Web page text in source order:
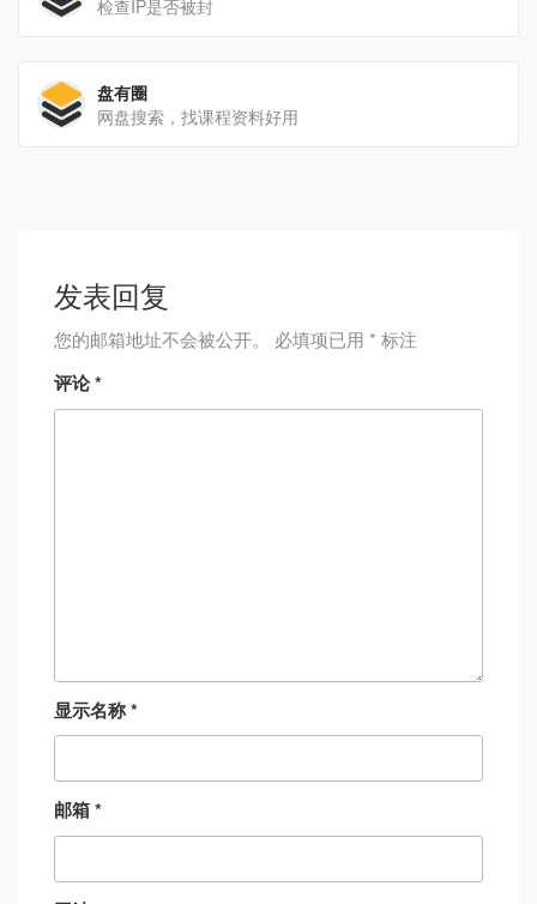
检查IP是否被封
盘有圈
网盘搜索，找课程资料好用
发表回复
您的邮箱地址不会被公开。 必填项已用 * 标注
评论*
显示名称*
邮箱*